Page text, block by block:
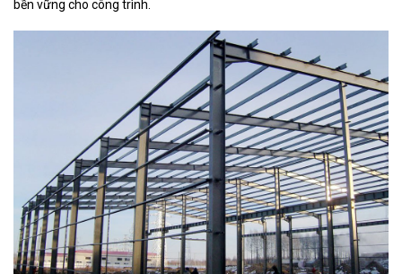
bền vững cho công trình.